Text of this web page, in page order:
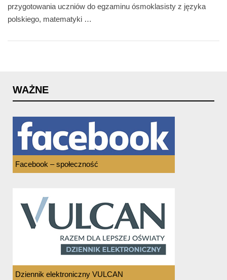
przygotowania uczniów do egzaminu ósmoklasisty z języka
polskiego, matematyki …
WAŻNE
Facebook – społeczność
Dziennik elektroniczny VULCAN